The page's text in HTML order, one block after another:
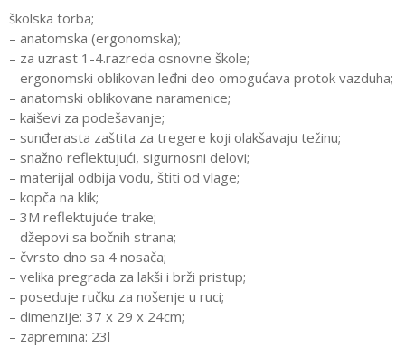
školska torba;
– anatomska (ergonomska);
– za uzrast 1-4.razreda osnovne škole;
– ergonomski oblikovan leđni deo omogućava protok vazduha;
– anatomski oblikovane naramenice;
– kaiševi za podešavanje;
– sunđerasta zaštita za tregere koji olakšavaju težinu;
– snažno reflektujući, sigurnosni delovi;
– materijal odbija vodu, štiti od vlage;
– kopča na klik;
– 3M reflektujuće trake;
– džepovi sa bočnih strana;
– čvrsto dno sa 4 nosača;
– velika pregrada za lakši i brži pristup;
– poseduje ručku za nošenje u ruci;
– dimenzije: 37 x 29 x 24cm;
– zapremina: 23l